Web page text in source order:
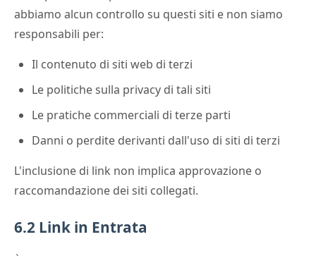
abbiamo alcun controllo su questi siti e non siamo
responsabili per:
Il contenuto di siti web di terzi
Le politiche sulla privacy di tali siti
Le pratiche commerciali di terze parti
Danni o perdite derivanti dall'uso di siti di terzi
L'inclusione di link non implica approvazione o
raccomandazione dei siti collegati.
6.2 Link in Entrata